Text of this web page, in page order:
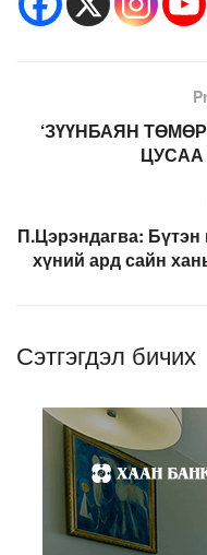
‘ЗҮҮНБАЯН
П.Цэрэндагва: Бүтэн
хүний ард сайн
Сэтгэгдэл бичих